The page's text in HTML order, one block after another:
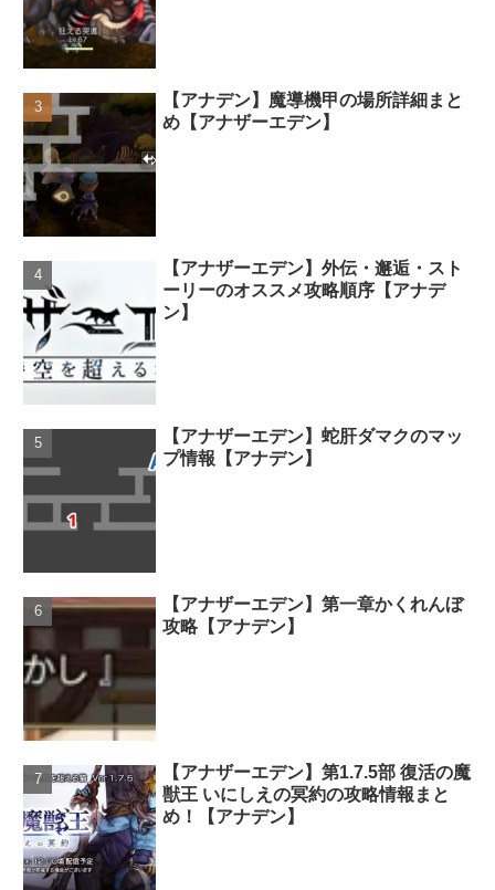
【アナデン】魔導機甲の場所詳細まと
め【アナザーエデン】
【アナザーエデン】外伝・邂逅・スト
ーリーのオススメ攻略順序【アナデ
ン】
【アナザーエデン】蛇肝ダマクのマッ
プ情報【アナデン】
【アナザーエデン】第一章かくれんぼ
攻略【アナデン】
【アナザーエデン】第1.7.5部 復活の魔
獣王 いにしえの冥約の攻略情報まと
め！【アナデン】